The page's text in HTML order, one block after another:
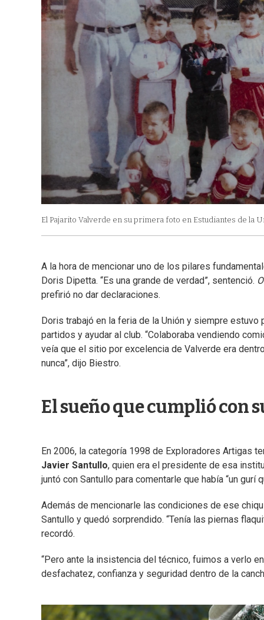
El Pajarito Valverde en su primera foto en Estudiantes de la
A la hora de mencionar uno de los pilares
Doris Dipetta. “Es una grande de verdad”, sentenció.
prefirió no dar declaraciones.
Doris trabajó en la feria de la Unión y siempre
partidos y ayudar al club. “Colaboraba vendiendo
veía que el sitio por excelencia de Valverde era
nunca”, dijo Biestro.
El sueño que cumplió con
En 2006, la categoría 1998 de Exploradores Artigas
Javier Santullo, quien era el presidente de esa
juntó con Santullo para comentarle que había “un gurí
Además de mencionarle las condiciones de ese
Santullo y quedó sorprendido. “Tenía las piernas
recordó.
“Pero ante la insistencia del técnico, fuimos a verlo
desfachatez, confianza y seguridad dentro de la